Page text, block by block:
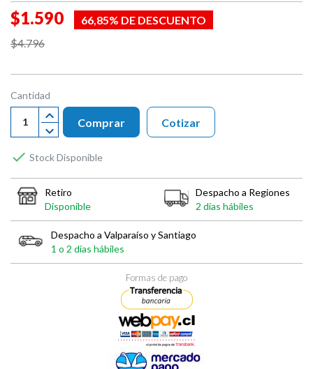
$1.590
66,85% DE DESCUENTO
$4.796
Cantidad
Comprar
 Stock Disponible
Cotizar
Retiro
Disponible
Despacho a Regiones
2 días hábiles
Despacho a Valparaíso y Santiago
1 o 2 días hábiles
Formas de pago